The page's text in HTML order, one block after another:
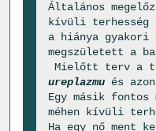
Általános
kívüli terhesség
a hiánya
megszületett a
Mielőtt terv a
ureplazmu és
Egy másik fontos
méhen kívüli
Ha egy nő ment